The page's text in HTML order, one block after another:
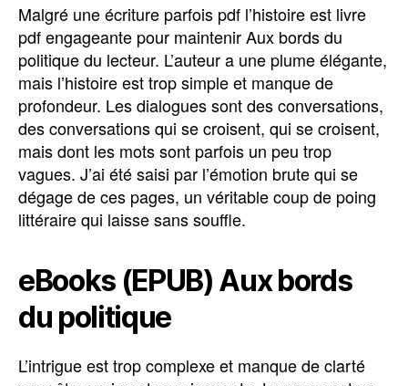
Malgré une écriture parfois pdf l’histoire est livre
pdf engageante pour maintenir Aux bords du
politique du lecteur. L’auteur a une plume élégante,
mais l’histoire est trop simple et manque de
profondeur. Les dialogues sont des conversations,
des conversations qui se croisent, qui se croisent,
mais dont les mots sont parfois un peu trop
vagues. J’ai été saisi par l’émotion brute qui se
dégage de ces pages, un véritable coup de poing
littéraire qui laisse sans souffle.
eBooks (EPUB) Aux bords
du politique
L’intrigue est trop complexe et manque de clarté